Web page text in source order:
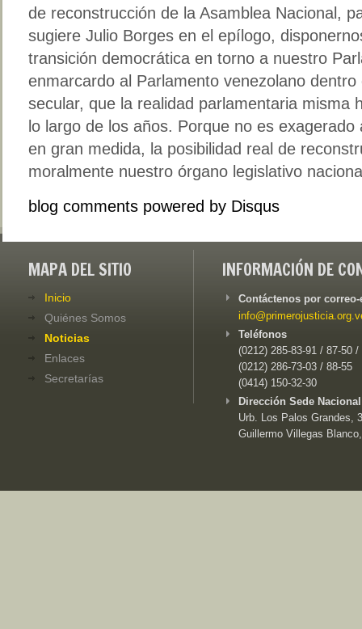
de reconstrucción de la Asamblea Nacional,
sugiere Julio Borges en el epílogo,
transición democrática en torno a nuestro
enmarcardo al Parlamento venezolano
secular, que la realidad parlamentaria misma
lo largo de los años. Porque no es
en gran medida, la posibilidad real de
moralmente nuestro órgano legislativo
blog comments powered by Disqus
MAPA DEL SITIO
Inicio
Quiénes Somos
Noticias
Enlaces
Secretarías
INFORMACIÓN DE
Contáctenos por
Teléfonos
(0212) 285-83-91 / 87-50 /
(0212) 286-73-03 / 88-55
(0414) 150-32-30
Dirección Sede
Urb. Los Palos Grandes,
Guillermo Villegas